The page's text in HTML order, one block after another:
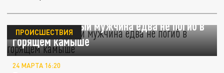
В Ростове пьяный мужчина едва не погиб в
горящем камыше
ПРОИСШЕСТВИЯ
24 МАРТА 16:20